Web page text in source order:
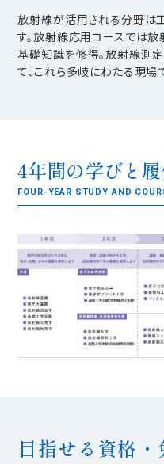
放射線が活用される分野は
す。放射線応用コースでは
基礎知識を修得。放射線測
て、これら多岐にわたる現場
4年間の学びと
FOUR-YEAR STUDY AND
目指せる資格・